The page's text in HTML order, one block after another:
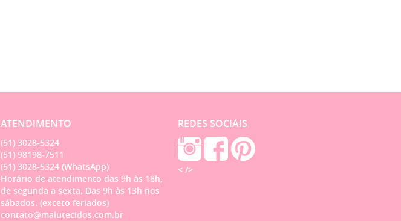
ATENDIMENTO
(51) 3028-5324
(51) 98198-7511
(51) 3028-5324 (WhatsApp)
Horário de atendimento das 9h às 18h,
de segunda a sexta. Das 9h às 13h nos
sábados. (exceto feriados)
contato@malutecidos.com.br
REDES SOCIAIS
< />